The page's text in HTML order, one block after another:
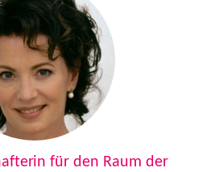
für den Raum der